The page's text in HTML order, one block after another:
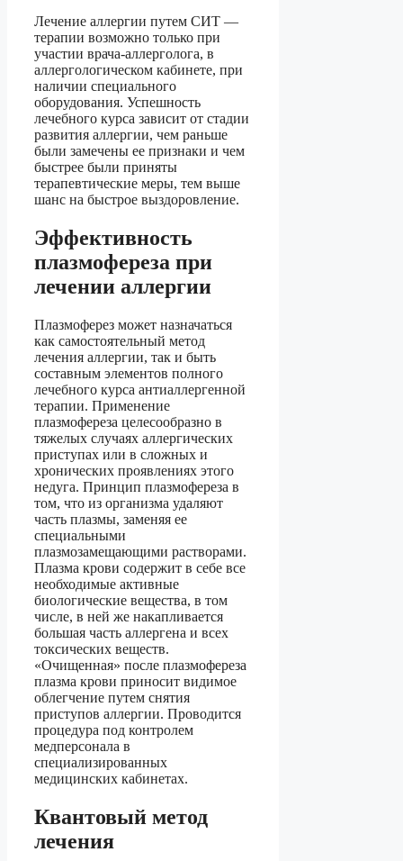
Лечение аллергии путем СИТ —
терапии возможно только при
участии врача-аллерголога, в
аллергологическом кабинете, при
наличии специального
оборудования. Успешность
лечебного курса зависит от стадии
развития аллергии, чем раньше
были замечены ее признаки и чем
быстрее были приняты
терапевтические меры, тем выше
шанс на быстрое выздоровление.
Эффективность
плазмофереза при
лечении аллергии
Плазмоферез может назначаться
как самостоятельный метод
лечения аллергии, так и быть
составным элементов полного
лечебного курса антиаллергенной
терапии. Применение
плазмофереза целесообразно в
тяжелых случаях аллергических
приступах или в сложных и
хронических проявлениях этого
недуга. Принцип плазмофереза в
том, что из организма удаляют
часть плазмы, заменяя ее
специальными
плазмозамещающими растворами.
Плазма крови содержит в себе все
необходимые активные
биологические вещества, в том
числе, в ней же накапливается
большая часть аллергена и всех
токсических веществ.
«Очищенная» после плазмофереза
плазма крови приносит видимое
облегчение путем снятия
приступов аллергии. Проводится
процедура под контролем
медперсонала в
специализированных
медицинских кабинетах.
Квантовый метод
лечения